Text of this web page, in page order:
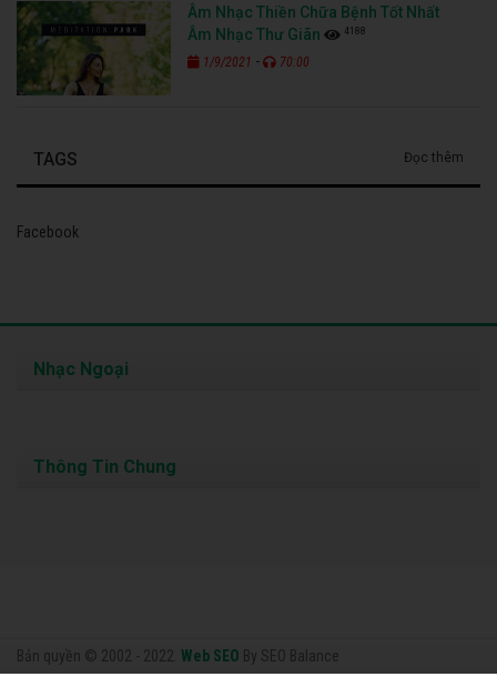
Âm Nhạc Thiền Chữa Bệnh Tốt Nhất
Âm Nhạc Thư Giãn
4188
1/9/2021 - 70:00
TAGS Đọc thêm
Facebook
Bản quyền © 2002 - 2022. Web SEO By SEO Balance
Nhạc Ngoại
Thông Tin Chung